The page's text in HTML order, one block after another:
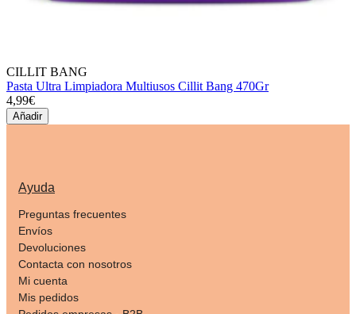
CILLIT BANG
Pasta Ultra Limpiadora Multiusos Cillit Bang 470Gr
4,99€
Añadir
Ayuda
Preguntas frecuentes
Envíos
Devoluciones
Contacta con nosotros
Mi cuenta
Mis pedidos